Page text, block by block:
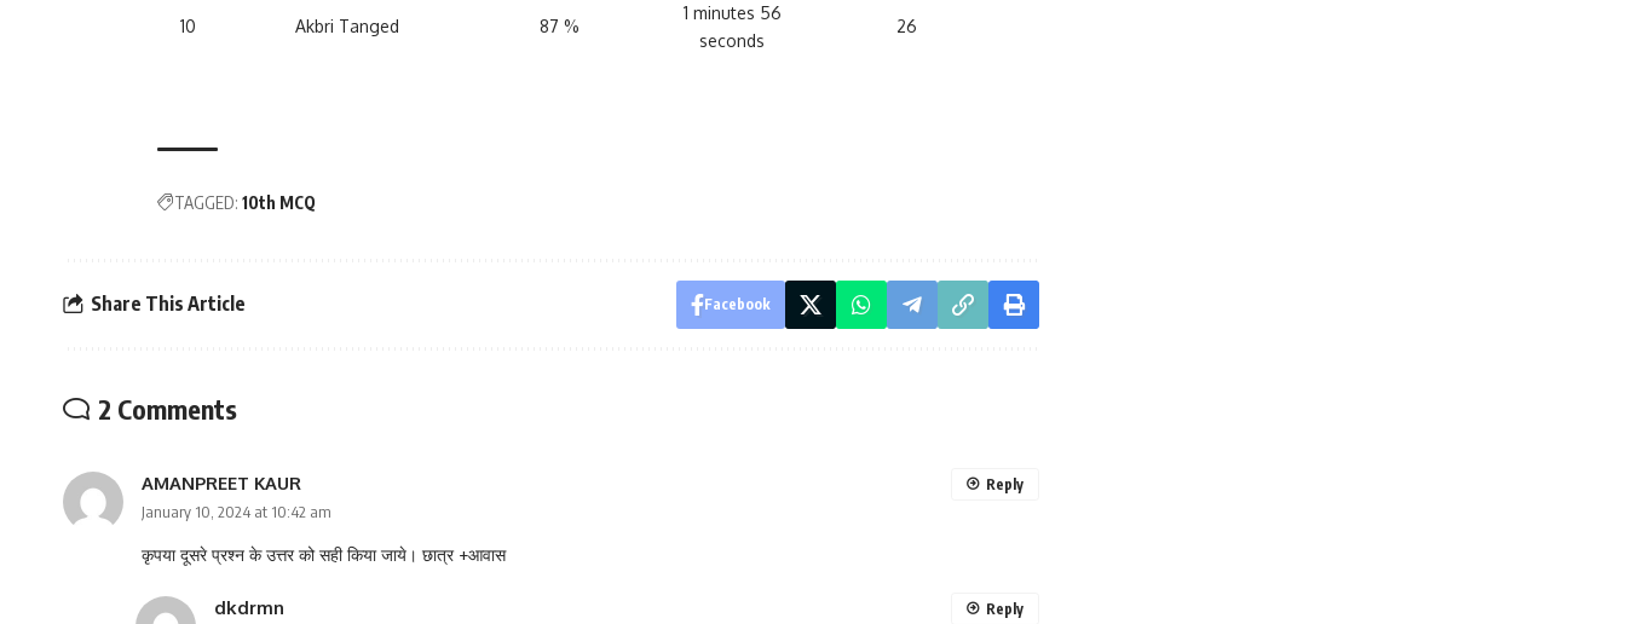
10 Akbri Tanged 87 %
1 minutes 56
seconds
26
TAGGED: 10th MCQ
Share This Article Facebook
2 Comments
AMANPREET KAUR
January 10, 2024 at 10:42 am
कृपया दूसरे प्रश्न के उत्तर को सही किया जाये। छात्र +आवास
Reply
dkdrmn Reply